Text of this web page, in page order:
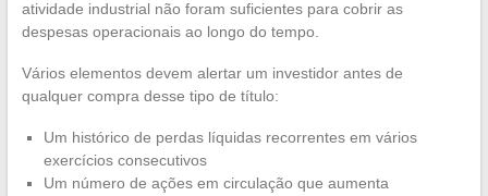
atividade industrial não foram suficientes para cobrir as
despesas operacionais ao longo do tempo.
Vários elementos devem alertar um investidor antes de
qualquer compra desse tipo de título:
Um histórico de perdas líquidas recorrentes em vários
exercícios consecutivos
Um número de ações em circulação que aumenta